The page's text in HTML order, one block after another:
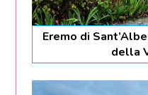
Eremo di
della